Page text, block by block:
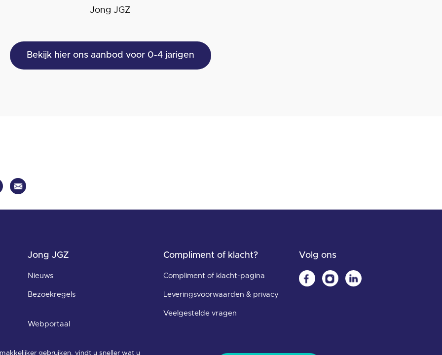
Jong JGZ
Bekijk hier ons aanbod voor 0-4 jarigen
Jong JGZ
Nieuws
Bezoekregels
Webportaal
Compliment of klacht?
Compliment of klacht-pagina
Leveringsvoorwaarden & privacy
Veelgestelde vragen
Volg ons
gebruiken, vindt u sneller wat u